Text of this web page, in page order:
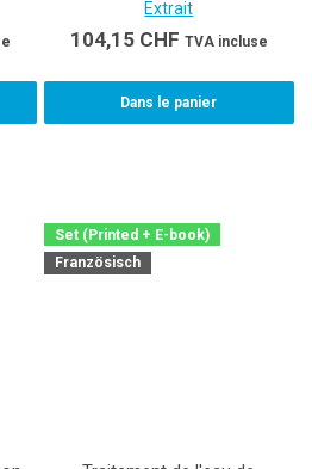
Extrait
104,15 CHF TVA incluse
Dans le panier
Set (Printed + E-book)
Französisch